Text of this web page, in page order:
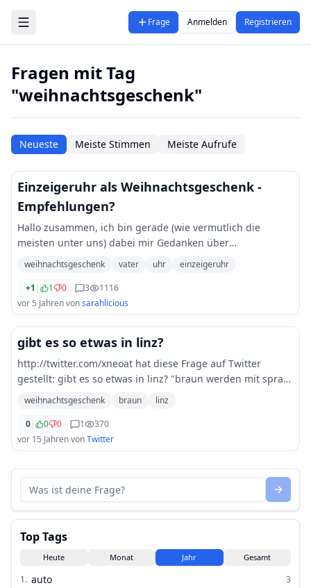
Zum Hauptinhalt springen
Frage Anmelden Registrieren
Fragen mit Tag
"weihnachtsgeschenk"
Neueste Meiste Stimmen Meiste Aufrufe
Einzeigeruhr als Weihnachtsgeschenk -
Empfehlungen?
Hallo zusammen, ich bin gerade (wie vermutlich die
meisten unter uns) dabei mir Gedanken über
Weihnachtsgeschenke zu machen. Mein Mann und ich
haben entschieden uns dieses Jahr gegenseitig nichts zu
...
weihnachtsgeschenk vater uhr
einzeigeruhr
+1 | 1 0 3
1116
vor 5 Jahrenvonsarahlicious
gibt es so etwas in linz?
http://twitter.com/xneoat hat diese Frage auf Twitter
gestellt: gibt es so etwas in linz? "braun werden mit spray-
tanning, oder so,..." linz weihnachtsgeschenk
followerpower
weihnachtsgeschenk braun
linz
0| 0 0 1
370
vor 15 JahrenvonTwitter
Top Tags
Heute Monat Jahr Gesamt
1. auto
3